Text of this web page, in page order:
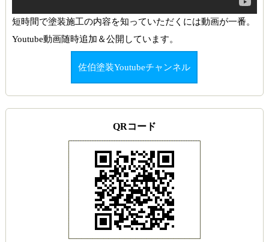
短時間で塗装施工の内容を知っていただくには動画が一番。
Youtube動画随時追加＆公開しています。
佐伯塗装Youtubeチャンネル
QRコード